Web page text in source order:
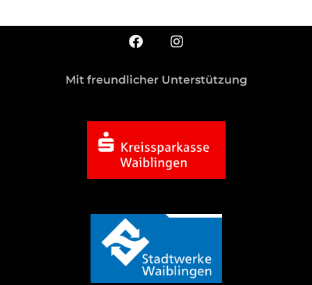
Mit freundlicher Unterstützung